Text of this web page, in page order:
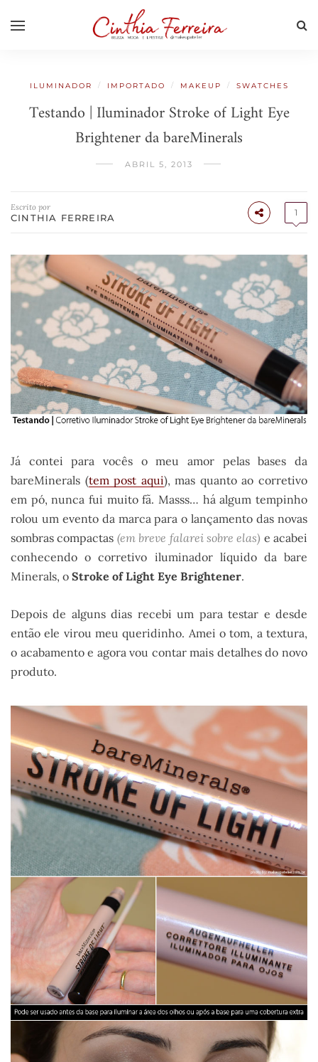
ILUMINADOR / IMPORTADO / MAKEUP / SWATCHES
Testando | Iluminador Stroke of Light Eye
Brightener da bareMinerals
ABRIL 5, 2013
Escrito por
CINTHIA FERREIRA 1
Já contei para vocês o meu amor pelas bases da
bareMinerals (tem post aqui), mas quanto ao corretivo
em pó, nunca fui muito fã. Masss… há algum tempinho
rolou um evento da marca para o lançamento das novas
sombras compactas (em breve falarei sobre elas) e acabei
conhecendo o corretivo iluminador líquido da bare
Minerals, o Stroke of Light Eye Brightener.
Depois de alguns dias recebi um para testar e desde
então ele virou meu queridinho. Amei o tom, a textura,
o acabamento e agora vou contar mais detalhes do novo
produto.